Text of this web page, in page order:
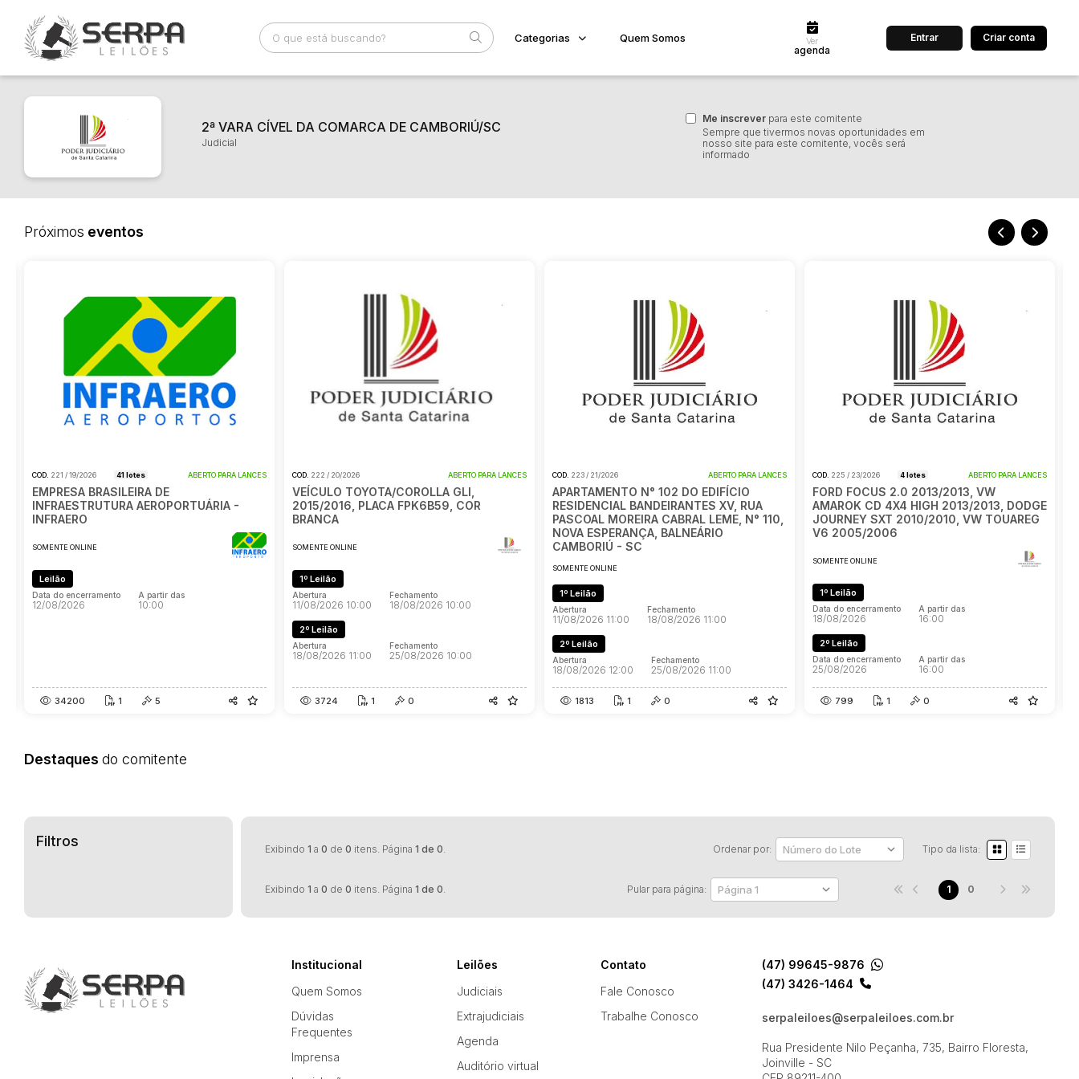
R$ até R$
Pesquisar
Categorias
Bens diversos
Quem Somos Ver
agenda
Entrar Criar conta
2ª VARA CÍVEL DA COMARCA DE CAMBORIÚ/SC
Judicial
Me inscrever para este comitente
Sempre que tivermos novas oportunidades em
nosso site para este comitente, vocês será
informado
Próximos eventos
COD. 221 / 19/2026 41 lotes ABERTO PARA LANCES
EMPRESA BRASILEIRA DE
INFRAESTRUTURA AEROPORTUÁRIA -
INFRAERO
SOMENTE ONLINE
Leilão
Data do encerramento
12/08/2026
A partir das
10:00
34200 1 5
COD. 222 / 20/2026 ABERTO PARA LANCES
VEÍCULO TOYOTA/COROLLA GLI,
2015/2016, PLACA FPK6B59, COR
BRANCA
SOMENTE ONLINE
1º Leilão
Abertura
11/08/2026 10:00
Fechamento
18/08/2026 10:00
2º Leilão
Abertura
18/08/2026 11:00
Fechamento
25/08/2026 10:00
3724 1 0
COD. 223 / 21/2026 ABERTO PARA LANCES
APARTAMENTO N° 102 DO EDIFÍCIO
RESIDENCIAL BANDEIRANTES XV, RUA
PASCOAL MOREIRA CABRAL LEME, N° 110,
NOVA ESPERANÇA, BALNEÁRIO
CAMBORIÚ - SC
SOMENTE ONLINE
1º Leilão
Abertura
11/08/2026 11:00
Fechamento
18/08/2026 11:00
2º Leilão
Abertura
18/08/2026 12:00
Fechamento
25/08/2026 11:00
1813 1 0
COD. 225 / 23/2026 4 lotes ABERTO PARA LANCES
FORD FOCUS 2.0 2013/2013, VW
AMAROK CD 4X4 HIGH 2013/2013, DODGE
JOURNEY SXT 2010/2010, VW TOUAREG
V6 2005/2006
SOMENTE ONLINE
1º Leilão
Data do encerramento
18/08/2026
A partir das
16:00
2º Leilão
Data do encerramento
25/08/2026
A partir das
16:00
799 1 0
Destaques do comitente
Filtros Exibindo 1 a 0 de 0 itens. Página 1 de 0. Ordenar por: Tipo da lista:
Exibindo 1 a 0 de 0 itens. Página 1 de 0. Pular para página: 1 0
Institucional
Quem Somos
Dúvidas
Frequentes
Imprensa
Leilões
Judiciais
Extrajudiciais
Agenda
Auditório virtual
Contato
Fale Conosco
Trabalhe Conosco
(47) 99645-9876
(47) 3426-1464
serpaleiloes@serpaleiloes.com.br
Rua Presidente Nilo Peçanha, 735, Bairro Floresta,
Joinville - SC